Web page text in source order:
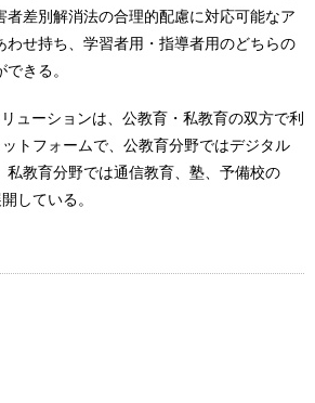
者差別解消法の合理的配慮に対応可能なア
わせ持ち、学習者用・指導者用のどちらの
きる。
ューションは、公教育・私教育の双方で利
トフォームで、公教育分野ではデジタル
私教育分野では通信教育、塾、予備校の
している。